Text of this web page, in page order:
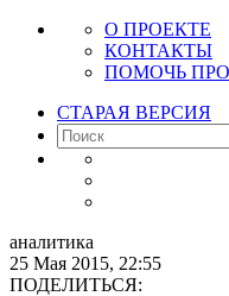
О ПРОЕКТЕ
КОНТАКТЫ
ПОМОЧЬ
СТАРАЯ ВЕРСИЯ
аналитика
25 Мая 2015, 22:55
ПОДЕЛИТЬСЯ: